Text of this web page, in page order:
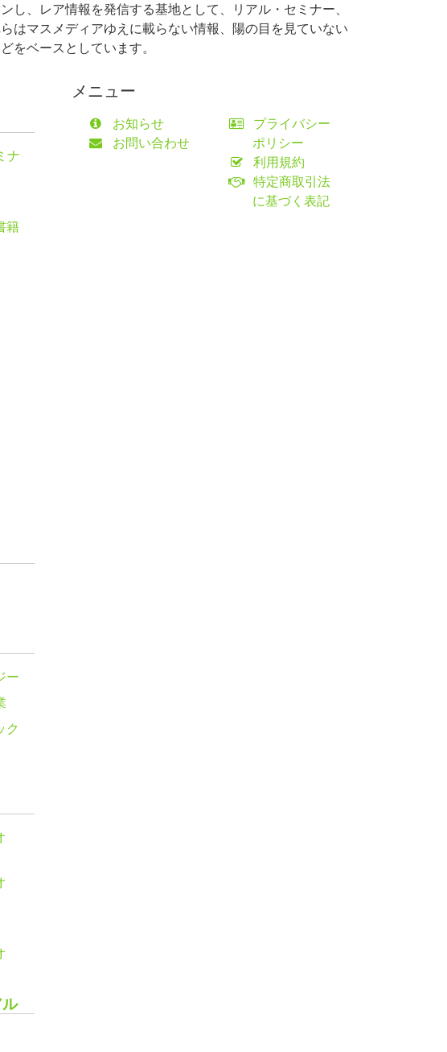
、レア情報を発信する基地として、リアル・セミナー、
はマスメディアゆえに載らない情報、陽の目を見ていない
をベースとしています。
ナ
籍
ー
ク
メニュー
お知らせ
お問い合わせ
プライバシー
ポリシー
利用規約
特定商取引法
に基づく表記